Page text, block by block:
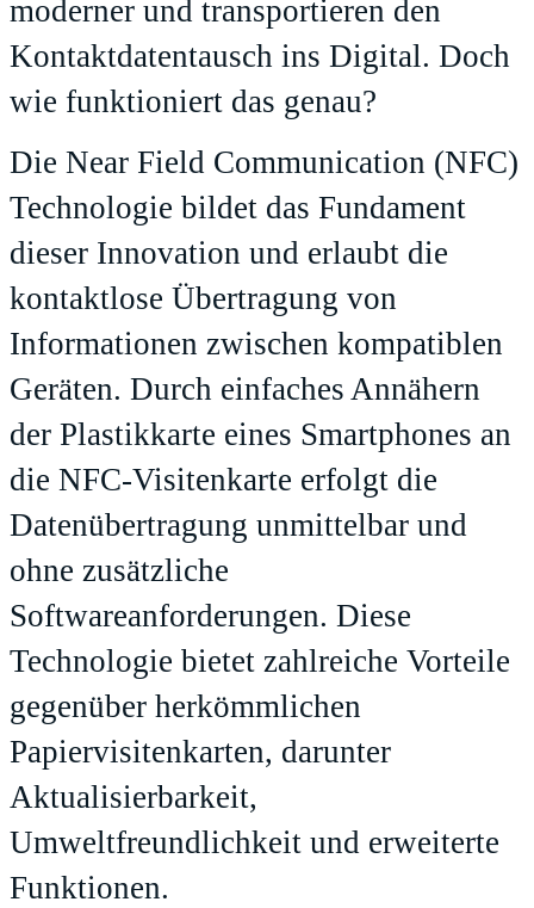
moderner und transportieren den
Kontaktdatentausch ins Digital. Doch
wie funktioniert das genau?
Die Near Field Communication (NFC)
Technologie bildet das Fundament
dieser Innovation und erlaubt die
kontaktlose Übertragung von
Informationen zwischen kompatiblen
Geräten. Durch einfaches Annähern
der Plastikkarte eines Smartphones an
die NFC-Visitenkarte erfolgt die
Datenübertragung unmittelbar und
ohne zusätzliche
Softwareanforderungen. Diese
Technologie bietet zahlreiche Vorteile
gegenüber herkömmlichen
Papiervisitenkarten, darunter
Aktualisierbarkeit,
Umweltfreundlichkeit und erweiterte
Funktionen.